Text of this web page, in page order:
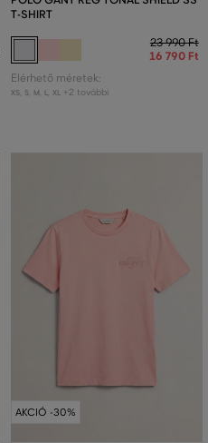
T-SHIRT
23 990 Ft
16 790 Ft
Elérhető méretek:
XS, S, M L XL +2 további
AKCIÓ -30%